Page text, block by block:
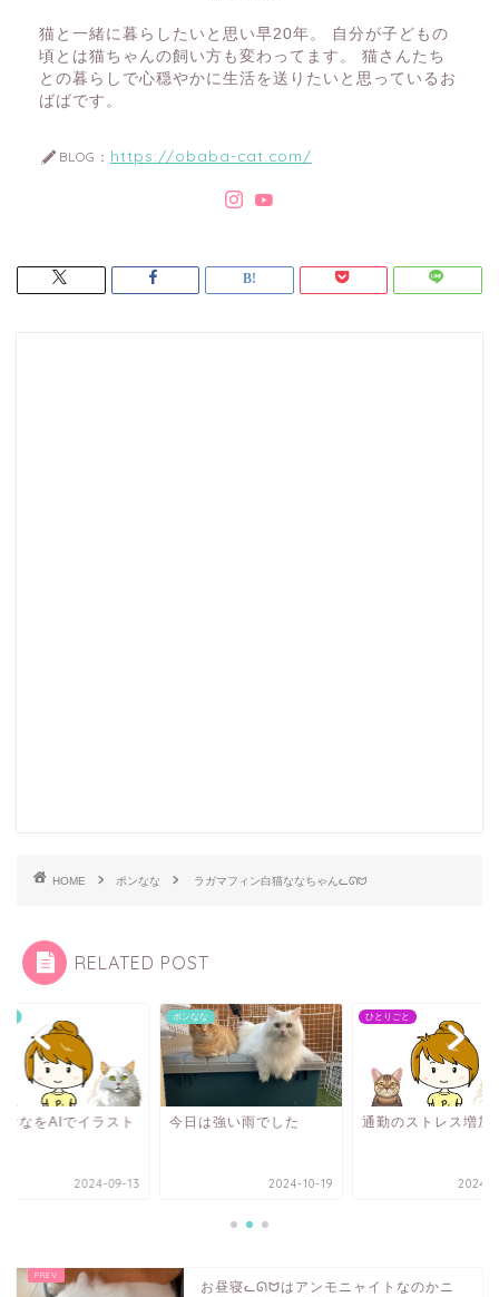
猫と一緒に暮らしたいと思い早20年。 自分が子どもの
頃とは猫ちゃんの飼い方も変わってます。 猫さんたち
との暮らしで心穏やかに生活を送りたいと思っているお
ばばです。
BLOG： https://obaba-cat.com/
HOME ポンなな ラガマフィン白猫ななちゃんᓚᘏᗢ
RELATED POST
ななをAIでイラスト
2024-09-13
ポンなな
今日は強い雨でした
2024-10-19
ひとりごと
通勤のストレス増加
2024-
お昼寝ᓚᘏᗢはアンモニャイトなのかニ